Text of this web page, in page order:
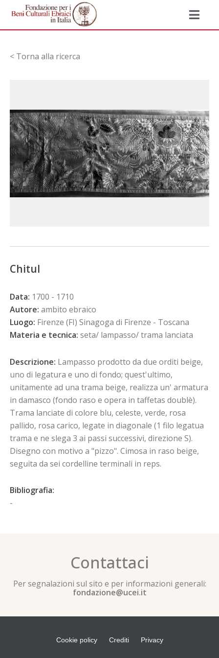
< Torna alla ricerca
Chitul
Data: 1700 - 1710
Autore: ambito ebraico
Luogo: Firenze (FI) Sinagoga di Firenze - Toscana
Materia e tecnica: seta/ lampasso/ trama lanciata
Descrizione: Lampasso prodotto da due orditi beige,
uno di legatura e uno di fondo; quest'ultimo,
unitamente ad una trama beige, realizza un' armatura
in damasco (fondo raso e opera in taffetas doublè).
Trama lanciate di colore blu, celeste, verde, rosa
pallido, rosa carico, legate in diagonale (1 filo legatua
trama e ne slega 3 ai passi successivi, direzione S).
Disegno con motivo a "pizzo". Cimosa in raso beige,
seguita da sei cordelline terminali in reps.
Bibliografia:
-
Contattaci
Per segnalazioni sul sito e per informazioni generali:
fondazione@ucei.it
Cookie policy Crediti Privacy